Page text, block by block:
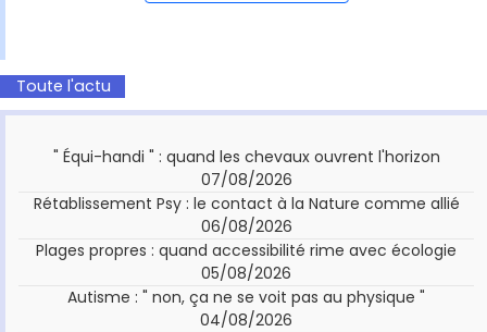
Toute l'actu
" Équi-handi " : quand les chevaux ouvrent l'horizon
07/08/2026
Rétablissement Psy : le contact à la Nature comme allié
06/08/2026
Plages propres : quand accessibilité rime avec écologie
05/08/2026
Autisme : " non, ça ne se voit pas au physique "
04/08/2026